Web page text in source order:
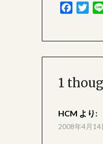
Facebook
1
HCM より:
2008年4月14